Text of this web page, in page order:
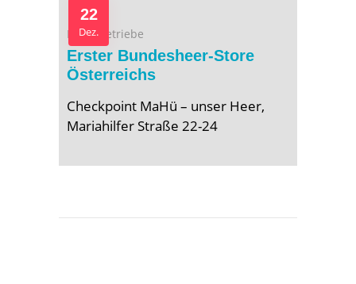
22
Dez.
Neue Betriebe
Erster Bundesheer-Store
Österreichs
Checkpoint MaHü – unser Heer,
Mariahilfer Straße 22-24